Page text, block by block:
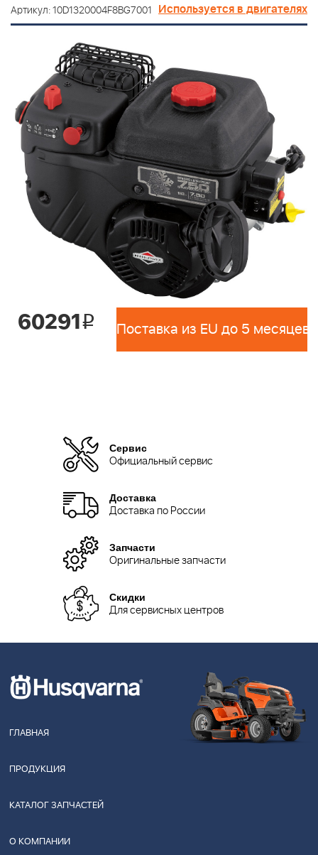
Артикул: 10D1320004F8BG7001 Используется в двигателях
60291i Поставка из EU до 5 месяцев
Сервис
Официальный сервис
Доставка
Доставка по России
Запчасти
Оригинальные запчасти
Скидки
Для сервисных центров
ГЛАВНАЯ
ПРОДУКЦИЯ
КАТАЛОГ ЗАПЧАСТЕЙ
О КОМПАНИИ